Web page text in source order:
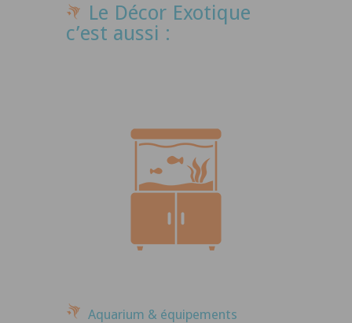
Le Décor Exotique
c’est aussi :
Aquarium & équipements